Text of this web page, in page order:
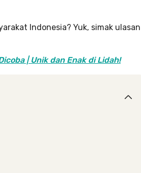
Indonesia? Yuk, simak ulasan
| Unik dan Enak di Lidah!